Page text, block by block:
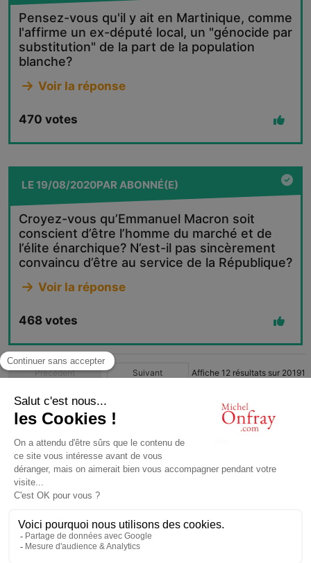
Pensez-vous qu'il y ait en Martinique, comme
l'affirme un ex-député local, un "génocide par
substitution" de la part de la population
blanche?
Voir la réponse
470 votes
LE19/08/2020PARABONNÉ(E)
Croyez-vous qu’Emmanuel Macron soit
conscient d’être l’homme du marché et de
l’élite énarchique? N’est-il pas sincèrement
convaincu d’être au service de la République?
Voir la réponse
468 votes
Précédent Suivant Affiche 12 résultats sur 20191
1
© Michel Onfray 2016
Conception, réalisation: Magasin Numérique
contact@michelonfray.com
Partenaires